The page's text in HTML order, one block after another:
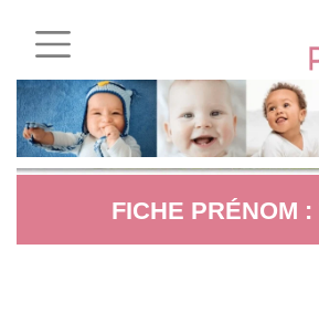
FICHE PRÉNOM :